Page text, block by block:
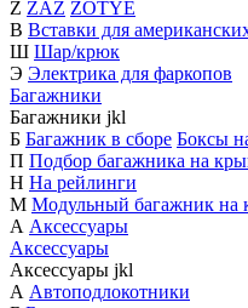
Z ZAZ ZOTYE
В Вставки для
Ш Шар/крюк
Э Электрика для фаркопов
Багажники
Багажники jkl
Б Багажник в сборе Боксы
П Подбор багажника на
Н На рейлинги
М Модульный багажник на
А Аксессуары
Аксессуары
Аксессуары jkl
А Автоподлокотники